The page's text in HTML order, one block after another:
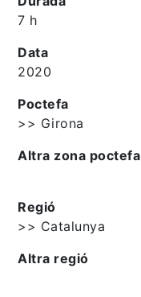
7 h
Data
2020
Poctefa
>> Girona
Altra zona poctefa
Regió
>> Catalunya
Altra regió